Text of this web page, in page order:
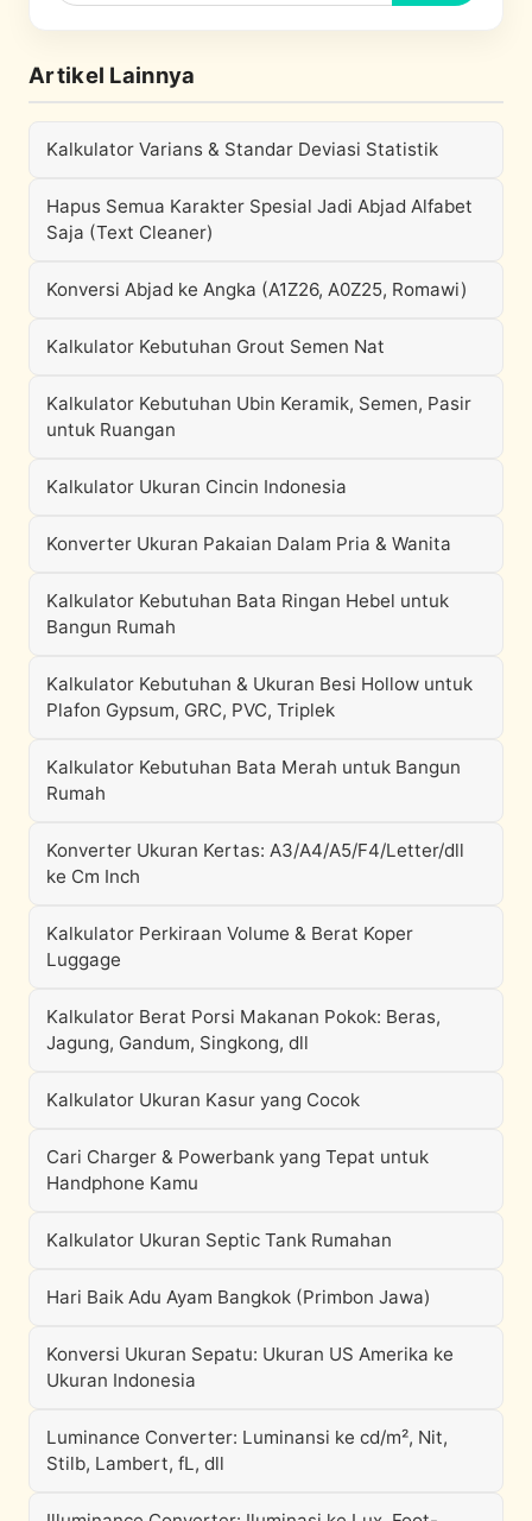
Artikel Lainnya
Kalkulator Varians & Standar Deviasi Statistik
Hapus Semua Karakter Spesial Jadi Abjad Alfabet
Saja (Text Cleaner)
Konversi Abjad ke Angka (A1Z26, A0Z25, Romawi)
Kalkulator Kebutuhan Grout Semen Nat
Kalkulator Kebutuhan Ubin Keramik, Semen, Pasir
untuk Ruangan
Kalkulator Ukuran Cincin Indonesia
Konverter Ukuran Pakaian Dalam Pria & Wanita
Kalkulator Kebutuhan Bata Ringan Hebel untuk
Bangun Rumah
Kalkulator Kebutuhan & Ukuran Besi Hollow untuk
Plafon Gypsum, GRC, PVC, Triplek
Kalkulator Kebutuhan Bata Merah untuk Bangun
Rumah
Konverter Ukuran Kertas: A3/A4/A5/F4/Letter/dll
ke Cm Inch
Kalkulator Perkiraan Volume & Berat Koper
Luggage
Kalkulator Berat Porsi Makanan Pokok: Beras,
Jagung, Gandum, Singkong, dll
Kalkulator Ukuran Kasur yang Cocok
Cari Charger & Powerbank yang Tepat untuk
Handphone Kamu
Kalkulator Ukuran Septic Tank Rumahan
Hari Baik Adu Ayam Bangkok (Primbon Jawa)
Konversi Ukuran Sepatu: Ukuran US Amerika ke
Ukuran Indonesia
Luminance Converter: Luminansi ke cd/m², Nit,
Stilb, Lambert, fL, dll